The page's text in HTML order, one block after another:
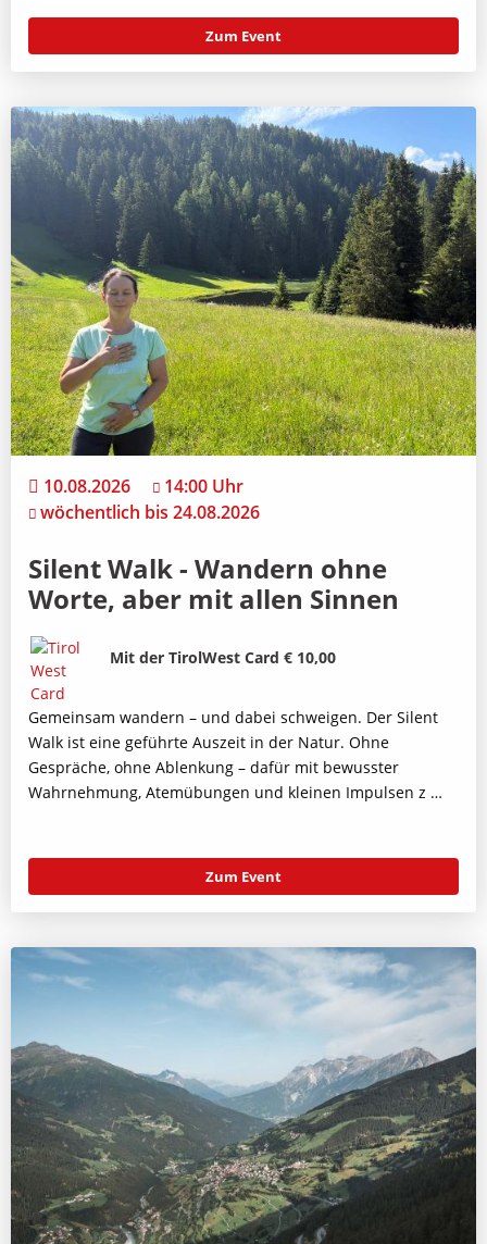
Zum Event
10.08.2026
14:00 Uhr
wöchentlich bis 24.08.2026
Silent Walk - Wandern ohne
Worte, aber mit allen Sinnen
Bild
Beschreibung
Mit der TirolWest Card € 10,00
Gemeinsam wandern – und dabei schweigen. Der Silent
Walk ist eine geführte Auszeit in der Natur. Ohne
Gespräche, ohne Ablenkung – dafür mit bewusster
Wahrnehmung, Atemübungen und kleinen Impulsen z …
Zum Event